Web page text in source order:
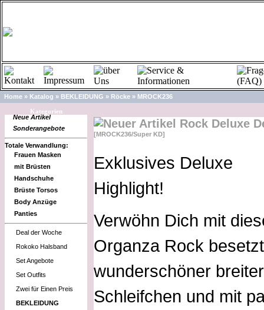
Home » Katalog » BEKLEIDUNG » Röcke » MROCK236
Kategorien
Neue Artikel
Sonderangebote
Totale Verwandlung:
Frauen Masken
mit Brüsten
Handschuhe
Brüste Torsos
Body Anzüge
Panties
Deal der Woche
Rokoko Halsband
Set Angebote
Set Outfits
Zwei für Einen Preis
BEKLEIDUNG
Rock Deluxe
[MROCK236/Super KD]
Exklusives Deluxe
Highlight!
Verwöhn Dich mit
Organza Rock
wunderschöner
Schleifchen und mit